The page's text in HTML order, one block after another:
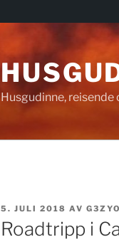
Husgudinne,
PUBLISERT
5. JULI 2018 AV G3ZYO
Roadtripp i